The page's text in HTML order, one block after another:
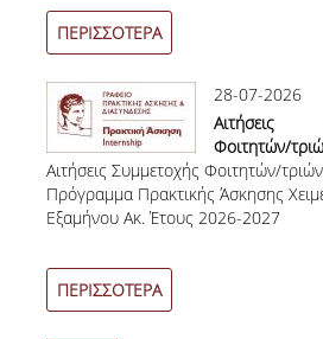
ΥΠΟΣΤΗΡΙΞΗ
ΔΙΠΛΩΜΑΤΙΚΗ ΕΡΓΑΣΙΑ
ΓΕΝΙΚΕΣ
ΟΔΗΓΙΕΣ ΓΙΑ ΤΗ
ΣΤΟ ΜΑΘΗΜΑ
ΠΕΡΙΣΣΟΤΕΡΑ
28-07-2026
Αιτήσεις
Φοιτητών/
Πρόγραμμα
Άσκησης
Εξαμήνου Ακ.
Αιτήσεις Συμμετοχής Φοιτητών/
Πρόγραμμα Πρακτικής Άσκησης
Εξαμήνου Ακ. Έτους 2026-2027
ΠΕΡΙΣΣΟΤΕΡΑ